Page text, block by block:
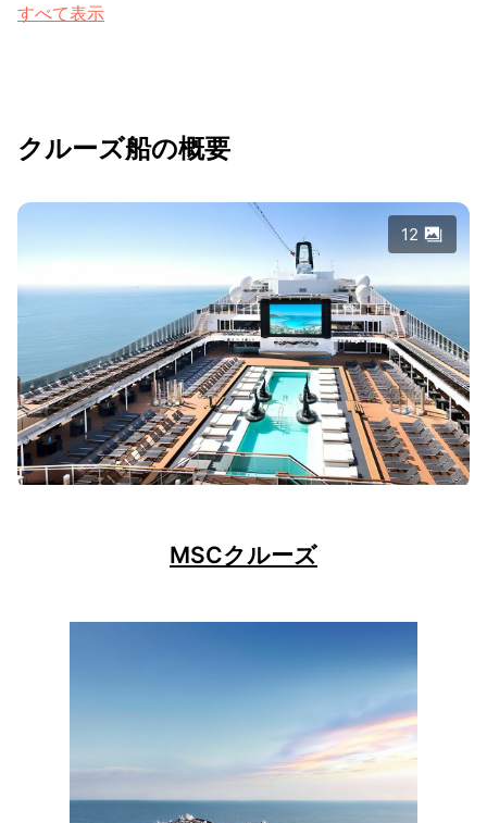
すべて表示
クルーズ船の概要
12
MSCクルーズ